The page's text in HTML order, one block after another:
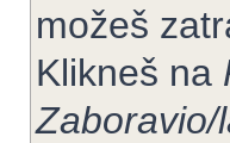
možeš
Klikneš na
Zaboravio/